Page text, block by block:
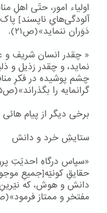
اولیاء امور، حتّی اهلِ
آلودگی‌هایِ ناپسند]
دَوَران ننماید»(ص۲۱).
« چقدر انسان شریف و
نماید، و چقدر رَذیل و
چشم پوشیده در فکرِ
گرانمایه را بگذراند»(ص۵).
برخی دیگر از پیام
ستایشِ خرد و دانش
«سپاس درگاهِ احدیّتِ
حقایقِ کونیّه[جمیعِ
دانش و هوش، که
مفتخر و ممتاز